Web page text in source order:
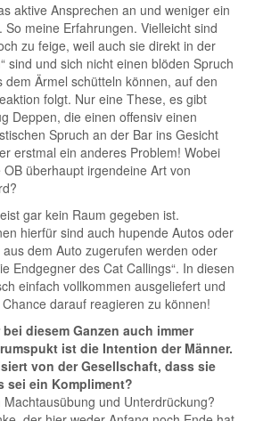
aktive Ansprechen an und weniger ein
meine Erfahrungen. Vielleicht sind
zu feige, weil auch sie direkt in der
sind und sich nicht einen blöden Spruch
dem Ärmel schütteln können, auf den
folgt. Nur eine These, es gibt
Deppen, die einen offensiv einen
Spruch an der Bar ins Gesicht
erstmal ein anderes Problem! Wobei
überhaupt irgendeine Art von
gar kein Raum gegeben ist.
hierfür sind auch hupende Autos oder
dem Auto zugerufen werden oder
Endgegner des Cat Callings“. In diesen
einfach vollkommen ausgeliefert und
darauf reagieren zu können!
diesem Ganzen auch immer
ist die Intention der Männer.
von der Gesellschaft, dass sie
sei ein Kompliment?
und Unterdrückung?